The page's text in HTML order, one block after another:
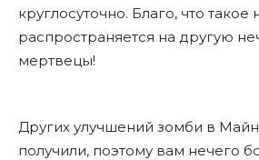
круглосуточно. Благо, что
распространяется на другую
мертвецы!
Других улучшений зомби в
получили, поэтому вам нечего